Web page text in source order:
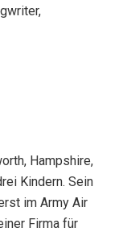
Hampshire,
Kindern. Sein
im Army Air
Firma für